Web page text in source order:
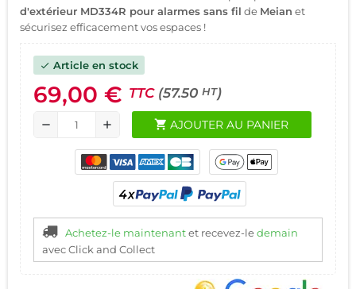
d'extérieur MD334R pour alarmes sans fil de Meian et
sécurisez efficacement vos espaces !
check Article en stock
69,00 € TTC (57.50 HT)
remove add shopping_cart AJOUTER AU PANIER
Achetez-le maintenantet recevez-ledemain
avec Click and Collect